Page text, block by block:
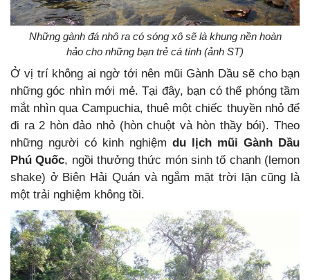
Những gành đá nhô ra có sóng xô sẽ là khung nền hoàn
hảo cho những bạn trẻ cá tính (ảnh ST)
Ở vị trí không ai ngờ tới nên mũi Gành Dầu sẽ cho bạn
những góc nhìn mới mẻ.Tại đây, bạn có thể phóng tầm
mắt nhìn qua Campuchia, thuê một chiếc thuyền nhỏ để
đi ra 2 hòn đảo nhỏ (hòn chuột và hòn thầy bói). Theo
những người có kinh nghiệm du lịch mũi Gành Dầu
Phú Quốc, ngồi thưởng thức món sinh tố chanh (lemon
shake) ở Biên Hải Quán và ngắm mặt trời lặn cũng là
một trải nghiệm không tồi.